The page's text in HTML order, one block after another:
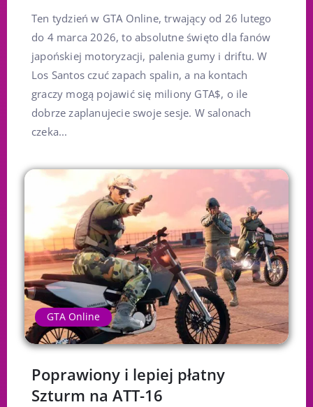
Ten tydzień w GTA Online, trwający od 26 lutego
do 4 marca 2026, to absolutne święto dla fanów
japońskiej motoryzacji, palenia gumy i driftu. W
Los Santos czuć zapach spalin, a na kontach
graczy mogą pojawić się miliony GTA$, o ile
dobrze zaplanujecie swoje sesje. W salonach
czeka...
GTA Online
Poprawiony i lepiej płatny
Szturm na ATT-16